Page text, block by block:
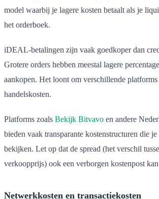
model waarbij je lagere kosten betaalt als je
het orderboek.
iDEAL-betalingen zijn vaak goedkoper dan
Grotere orders hebben meestal lagere
aankopen. Het loont om verschillende
handelskosten.
Platforms zoals Bekijk Bitvavo en andere
bieden vaak transparante kostenstructuren die
bekijken. Let op dat de spread (het verschil
verkoopprijs) ook een verborgen kostenpost
Netwerkkosten en transactiekosten